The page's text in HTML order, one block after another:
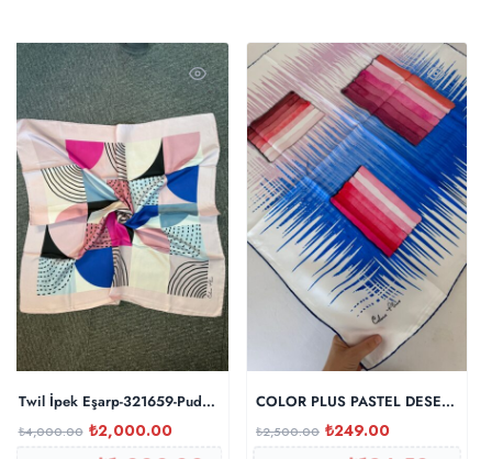
Twil İpek Eşarp-321659-Pudra-Mavi
₺4,000.00 ₺2,000.00
COLOR PLUS PASTEL DESEN 0
₺2,500.00 ₺249.00